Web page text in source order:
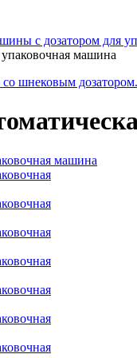
с дозатором для
машина
шнековым